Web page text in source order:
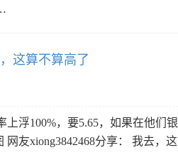
这算不算高了
浮100%，要5.65，如果在他们银
友xiong3842468分享： 我去，这